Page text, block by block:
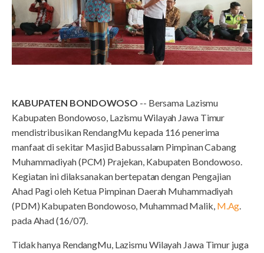
KABUPATEN BONDOWOSO -- Bersama Lazismu
Kabupaten Bondowoso, Lazismu Wilayah Jawa Timur
mendistribusikan RendangMu kepada 116 penerima
manfaat di sekitar Masjid Babussalam Pimpinan Cabang
Muhammadiyah (PCM) Prajekan, Kabupaten Bondowoso.
Kegiatan ini dilaksanakan bertepatan dengan Pengajian
Ahad Pagi oleh Ketua Pimpinan Daerah Muhammadiyah
(PDM) Kabupaten Bondowoso, Muhammad Malik, M.Ag.
pada Ahad (16/07).
Tidak hanya RendangMu, Lazismu Wilayah Jawa Timur juga